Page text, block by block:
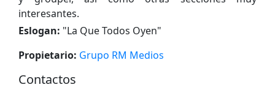
interesantes.
Eslogan: "La Que Todos Oyen"
Propietario: Grupo RM Medios
Contactos